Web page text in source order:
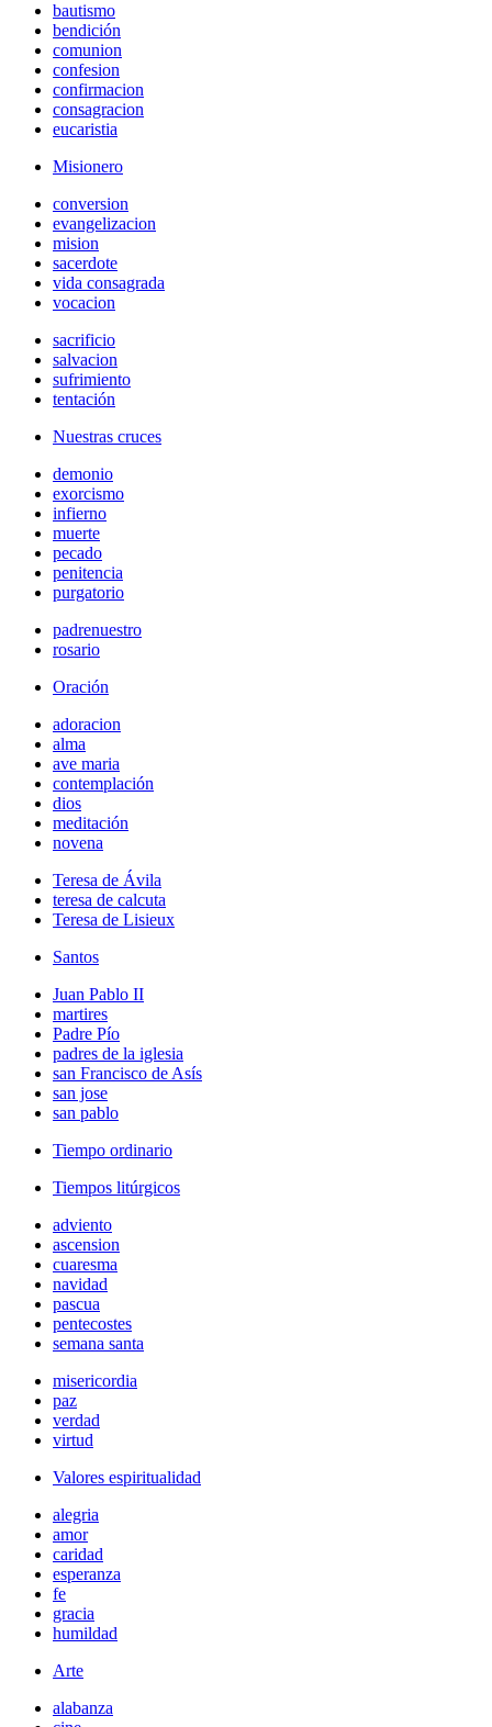
bautismo
bendición
comunion
confesion
confirmacion
consagracion
eucaristia
Misionero
conversion
evangelizacion
mision
sacerdote
vida consagrada
vocacion
sacrificio
salvacion
sufrimiento
tentación
Nuestras cruces
demonio
exorcismo
infierno
muerte
pecado
penitencia
purgatorio
padrenuestro
rosario
Oración
adoracion
alma
ave maria
contemplación
dios
meditación
novena
Teresa de Ávila
teresa de calcuta
Teresa de Lisieux
Santos
Juan Pablo II
martires
Padre Pío
padres de la iglesia
san Francisco de Asís
san jose
san pablo
Tiempo ordinario
Tiempos litúrgicos
adviento
ascension
cuaresma
navidad
pascua
pentecostes
semana santa
misericordia
paz
verdad
virtud
Valores espiritualidad
alegria
amor
caridad
esperanza
fe
gracia
humildad
Arte
alabanza